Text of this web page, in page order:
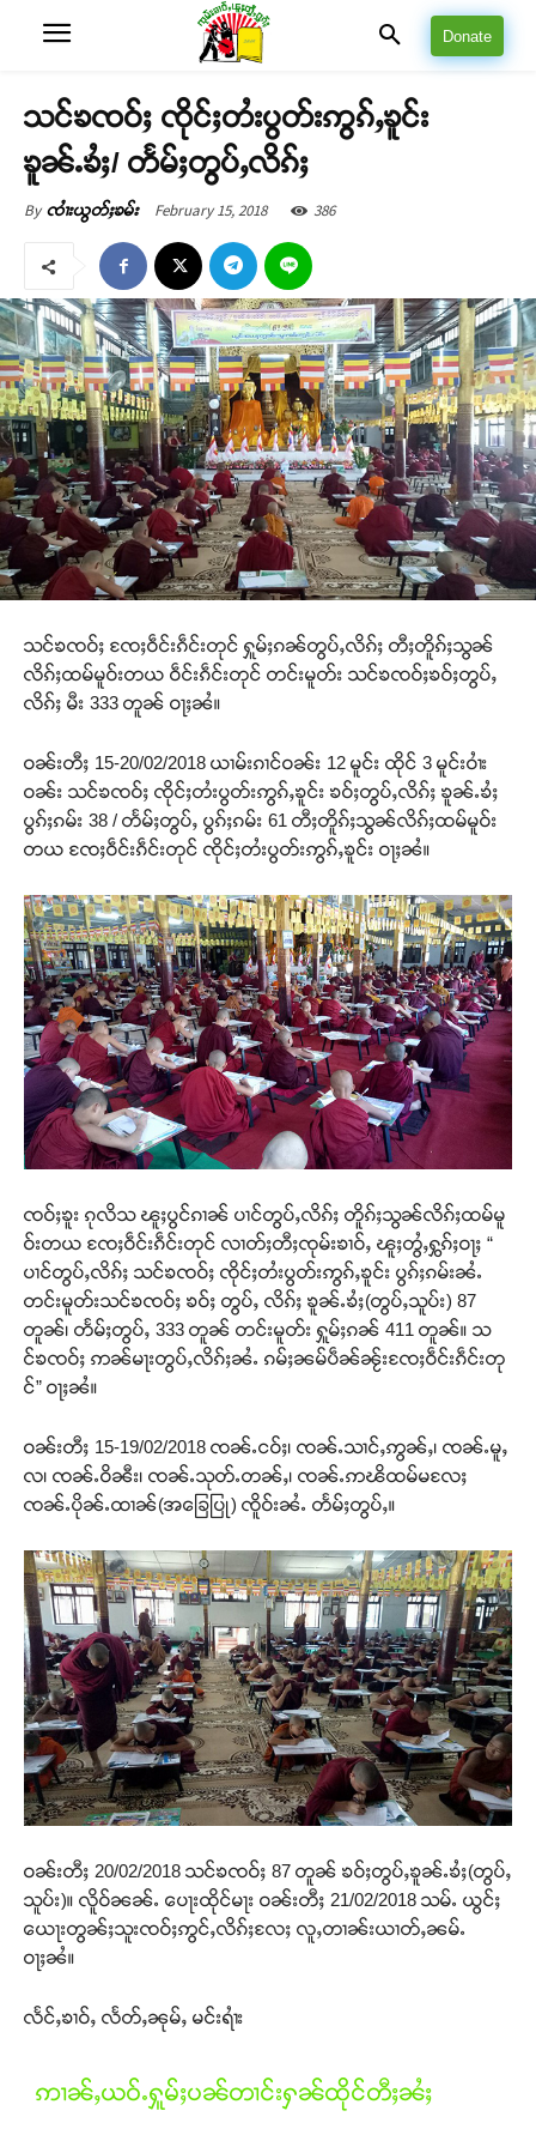
Donate
သင်ၶၸဝ်ႈ ၸိုင်ႈတႆးပွတ်းဢွၵ်ႇၶူင်း
ၶူၼ်ႉၶႆႈ/ တႅမ်ႈတွပ်ႇလိၵ်ႈ
By ၸၢႆးယွတ်ႈၶမ်း February 15, 2018 386
သင်ၶၸဝ်ႈ ၸႄႈဝဵင်းၵဵင်းတုင် ႁူမ်ႈၵၼ်တွပ်ႇလိၵ်ႈ တီႈတိူၵ်ႈသွၼ်
လိၵ်ႈထမ်မူဝ်းတယ ဝဵင်းၵဵင်းတုင် တင်းမူတ်း သင်ၶၸဝ်ႈၶဝ်ႈတွပ်ႇ
လိၵ်ႈ မီး 333 တူၼ် ဝႃႈၼႆ။
ဝၼ်းတီႈ 15-20/02/2018 ယၢမ်းၵၢင်ဝၼ်း 12 မူင်း ထိုင် 3 မူင်းဝၢႆး
ဝၼ်း သင်ၶၸဝ်ႈ ၸိုင်ႈတႆးပွတ်းဢွၵ်ႇၶူင်း ၶဝ်ႈတွပ်ႇလိၵ်ႈ ၶူၼ်ႉၶႆႈ
ပွၵ်ႈၵမ်း 38 / တႅမ်ႈတွပ်ႇ ပွၵ်ႈၵမ်း 61 တီႈတိူၵ်ႈသွၼ်လိၵ်ႈထမ်မူဝ်း
တယ ၸႄႈဝဵင်းၵဵင်းတုင် ၸိုင်ႈတႆးပွတ်းဢွၵ်ႇၶူင်း ဝႃႈၼႆ။
ၸဝ်ႈၶူး ၵုလိသ ၽူႈပွင်ၵၢၼ် ပၢင်တွပ်ႇလိၵ်ႈ တိူၵ်ႈသွၼ်လိၵ်ႈထမ်မူ
ဝ်းတယ ၸႄႈဝဵင်းၵဵင်းတုင် လၢတ်ႈတီႈၸုမ်းၶၢဝ်ႇ ၽူႈတွႆႇႁွၵ်ႈဝႃႈ “
ပၢင်တွပ်ႇလိၵ်ႈ သင်ၶၸဝ်ႈ ၸိုင်ႈတႆးပွတ်းဢွၵ်ႇၶူင်း ပွၵ်ႈၵမ်းၼႆႉ
တင်းမူတ်းသင်ၶၸဝ်ႈ ၶဝ်ႈ တွပ်ႇ လိၵ်ႈ ၶူၼ်ႉၶႆႈ(တွပ်ႇသူပ်း) 87
တူၼ်၊ တႅမ်ႈတွပ်ႇ 333 တူၼ် တင်းမူတ်း ႁူမ်ႈၵၼ် 411 တူၼ်။ သ
င်ၶၸဝ်ႈ ဢၼ်မႃးတွပ်ႇလိၵ်ႈၼႆႉ ၵမ်ႈၼမ်ပဵၼ်ၼႂ်းၸႄႈဝဵင်းၵဵင်းတု
င်” ဝႃႈၼႆ။
ဝၼ်းတီႈ 15-19/02/2018 ၸၼ်ႉငဝ်ႈ၊ ၸၼ်ႉသၢင်ႇဢွၼ်ႇ၊ ၸၼ်ႉမူႇ
လ၊ ၸၼ်ႉဝိၼီး၊ ၸၼ်ႉသုတ်ႉတၼ်ႇ၊ ၸၼ်ႉဢၽိထမ်မလႄႈ
ၸၼ်ႉပိုၼ်ႉထၢၼ်(အခြေပြု) ၸိူဝ်းၼႆႉ တႅမ်ႈတွပ်ႇ။
ဝၼ်းတီႈ 20/02/2018 သင်ၶၸဝ်ႈ 87 တူၼ် ၶဝ်ႈတွပ်ႇၶူၼ်ႉၶႆႈ(တွပ်ႇ
သူပ်း)။ လိူဝ်ၼၼ်ႉ ပေႃးထိုင်မႃး ဝၼ်းတီႈ 21/02/2018 သမ်ႉ ယွင်ႈ
ယေႃးတွၼ်ႈသူးၸဝ်ႈဢွင်ႇလိၵ်ႈလႄႈ လူႇတၢၼ်းယၢတ်ႇၼမ်ႉ
ဝႃႈၼႆ။
လႅင်ႇၶၢဝ်ႇ လႅတ်ႇၼုမ်ႇ မင်းရၢႆး
ဢၢၼ်ႇယဝ်ႉႁူမ်ႈပၼ်တၢင်းႁၼ်ထိုင်တီႈၼႆႈ